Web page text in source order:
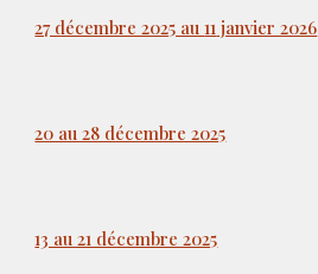
27 décembre 2025 au11 janvier 2026
20 au 28 décembre 2025
13 au 21 décembre 2025